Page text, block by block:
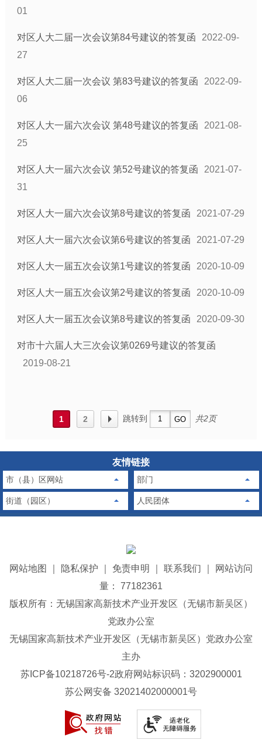
01
对区人大二届一次会议第84号建议的答复函
2022-09-
27
对区人大二届一次会议 第83号建议的答复函
2022-09-
06
对区人大一届六次会议 第48号建议的答复函
2021-08-
25
对区人大一届六次会议 第52号建议的答复函
2021-07-
31
对区人大一届六次会议第8号建议的答复函 2021-07-29
对区人大一届六次会议第6号建议的答复函 2021-07-29
对区人大一届五次会议第1号建议的答复函 2020-10-09
对区人大一届五次会议第2号建议的答复函 2020-10-09
对区人大一届五次会议第8号建议的答复函 2020-09-30
对市十六届人大三次会议第0269号建议的答复函
2019-08-21
1 2 跳转到 共2页
友情链接
市（县）区网站 部门
街道（园区） 人民团体
网站地图 隐私保护 免责申明 联系我们
网站访问
量： 77182361
版权所有：无锡国家高新技术产业开发区（无锡市新吴区）
党政办公室
无锡国家高新技术产业开发区（无锡市新吴区）党政办公室
主办
苏ICP备10218726号-2政府网站标识码：3202900001
苏公网安备 32021402000001号